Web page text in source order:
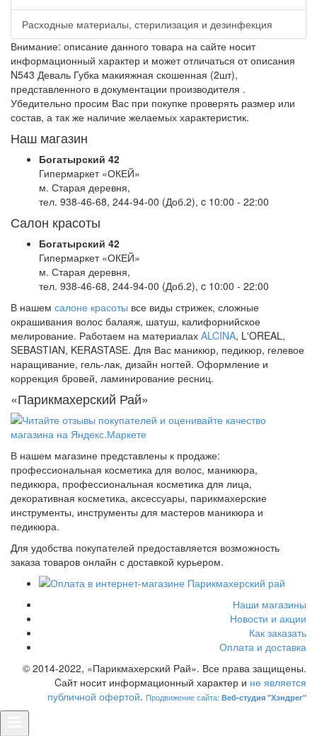
Расходные материалы, стерилизация и дезинфекция
Внимание: описание данного товара на сайте носит
информационный характер и может отличаться от описания
N543 Деваль Губка макияжная скошенная (2шт),
представленного в документации производителя .
Убедительно просим Вас при покупке проверять размер или
состав, а так же наличие желаемых характеристик.
Наш магазин
Богатырский 42
Гипермаркет «ОКЕЙ»
м. Старая деревня,
тел. 938-46-68, 244-94-00 (Доб.2), c 10:00 - 22:00
Салон красоты
Богатырский 42
Гипермаркет «ОКЕЙ»
м. Старая деревня,
тел. 938-46-68, 244-94-00 (Доб.2), c 10:00 - 22:00
В нашем салоне красоты все виды стрижек, сложные
окрашивания волос балаяж, шатуш, калифорнийское
мелирование. Работаем на материалах ALCINA, L'OREAL,
SEBASTIAN, KERASTASE. Для Вас маникюр, педикюр, гелевое
наращивание, гель-лак, дизайн ногтей. Оформление и
коррекция бровей, ламинирование ресниц.
«Парикмахерский Рай»
В нашем магазине представлены к продаже:
профессиональная косметика для волос, маникюра,
педикюра, профессиональная косметика для лица,
декоративная косметика, аксессуары, парикмахерские
инструменты, инструменты для мастеров маникюра и
педикюра.
Для удобства покупателей предоставляется возможность
заказа товаров онлайн с доставкой курьером.
Наши магазины
Новости и акции
Как заказать
Оплата и доставка
© 2014-2022, «Парикмахерский Рай». Все права защищены.
Cайт носит информационный характер и не является
публичной офертой. Продвижение сайта: Веб-студия "Хэндрег"